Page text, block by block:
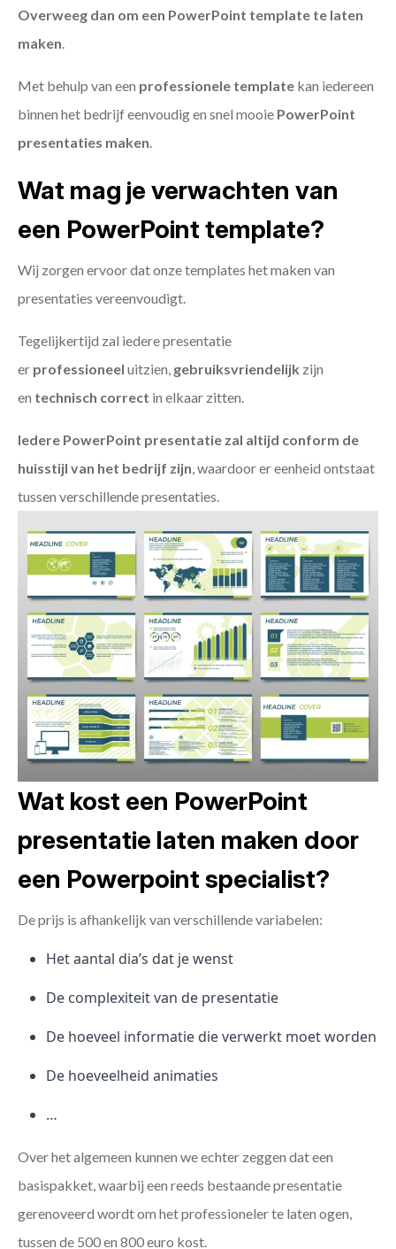
Overweeg dan om een PowerPoint template te laten
maken.
Met behulp van een professionele template kan iedereen
binnen het bedrijf eenvoudig en snel mooie PowerPoint
presentaties maken.
Wat mag je verwachten van
een PowerPoint template?
Wij zorgen ervoor dat onze templates het maken van
presentaties vereenvoudigt.
Tegelijkertijd zal iedere presentatie
er professioneel uitzien, gebruiksvriendelijk zijn
en technisch correct in elkaar zitten.
Iedere PowerPoint presentatie zal altijd conform de
huisstijl van het bedrijf zijn, waardoor er eenheid ontstaat
tussen verschillende presentaties.
Wat kost een PowerPoint
presentatie laten maken door
een Powerpoint specialist?
De prijs is afhankelijk van verschillende variabelen:
Het aantal dia’s dat je wenst
De complexiteit van de presentatie
De hoeveel informatie die verwerkt moet worden
De hoeveelheid animaties
…
Over het algemeen kunnen we echter zeggen dat een
basispakket, waarbij een reeds bestaande presentatie
gerenoveerd wordt om het professioneler te laten ogen,
tussen de 500 en 800 euro kost.